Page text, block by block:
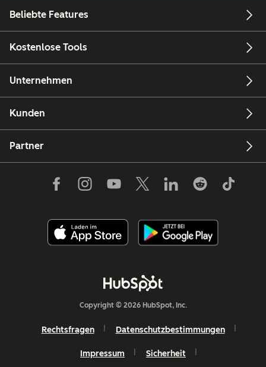
Beliebte Features
Kostenlose Tools
Unternehmen
Kunden
Partner
Copyright © 2026 HubSpot, Inc.
Rechtsfragen Datenschutzbestimmungen
Impressum Sicherheit